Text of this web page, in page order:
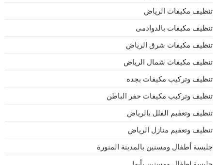
تنظيف مكيفات الرياض
تنظيف مكيفات بالدوادمى
تنظيف مكيفات شرق الرياض
تنظيف مكيفات شمال الرياض
تنظيف وتركيب مكيفات بجده
تنظيف وتركيب مكيفات حفر الباطن
تنظيف وتعقيم الفلل بالرياض
تنظيف وتعقيم منازل الرياض
جليسة أطفال ومسنين بالمدينة المنورة